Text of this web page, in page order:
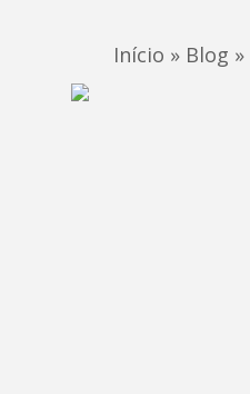
Início » Blog »